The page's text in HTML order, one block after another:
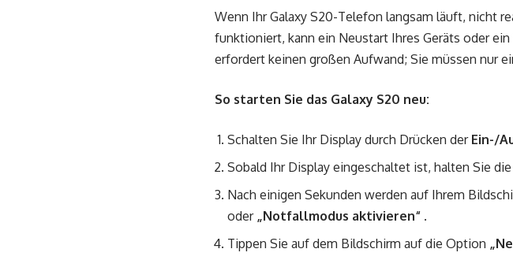
Wenn Ihr Galaxy S20-Telefon langsam läuft, nicht
funktioniert, kann ein Neustart Ihres Geräts oder
erfordert keinen großen Aufwand; Sie müssen nur
So starten Sie das Galaxy S20 neu:
Schalten Sie Ihr Display durch Drücken der Ein-/
Sobald Ihr Display eingeschaltet ist, halten Sie die
Nach einigen Sekunden werden auf Ihrem
oder „Notfallmodus aktivieren“ .
Tippen Sie auf dem Bildschirm auf die Option